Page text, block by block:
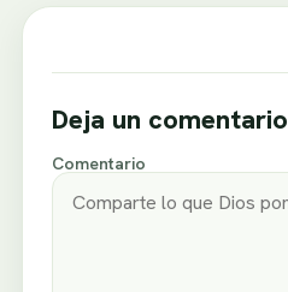
Deja un comentario
Comentario